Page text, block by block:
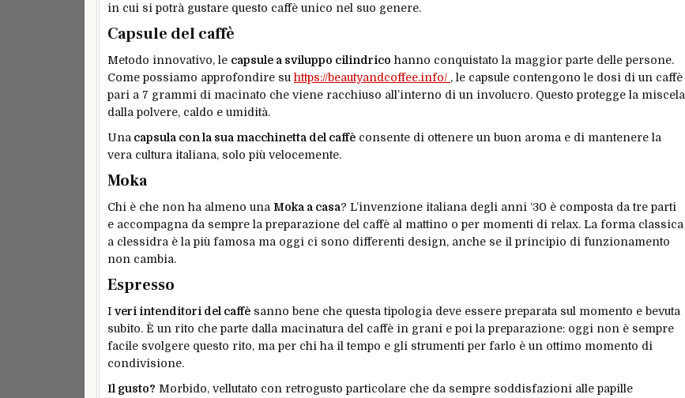
in cui si potrà gustare questo caffè unico nel suo genere.
Capsule del caffè
Metodo innovativo, le capsule a sviluppo cilindrico hanno conquistato la maggior parte delle persone.
Come possiamo approfondire su https://beautyandcoffee.info/ , le capsule contengono le dosi di un caffè
pari a 7 grammi di macinato che viene racchiuso all’interno di un involucro. Questo protegge la miscela
dalla polvere, caldo e umidità.
Una capsula con la sua macchinetta del caffè consente di ottenere un buon aroma e di mantenere la
vera cultura italiana, solo più velocemente.
Moka
Chi è che non ha almeno una Moka a casa? L’invenzione italiana degli anni ‘30 è composta da tre parti
e accompagna da sempre la preparazione del caffè al mattino o per momenti di relax. La forma classica
a clessidra è la più famosa ma oggi ci sono differenti design, anche se il principio di funzionamento
non cambia.
Espresso
I veri intenditori del caffè sanno bene che questa tipologia deve essere preparata sul momento e bevuta
subito. È un rito che parte dalla macinatura del caffè in grani e poi la preparazione: oggi non è sempre
facile svolgere questo rito, ma per chi ha il tempo e gli strumenti per farlo è un ottimo momento di
condivisione.
Il gusto? Morbido, vellutato con retrogusto particolare che da sempre soddisfazioni alle papille